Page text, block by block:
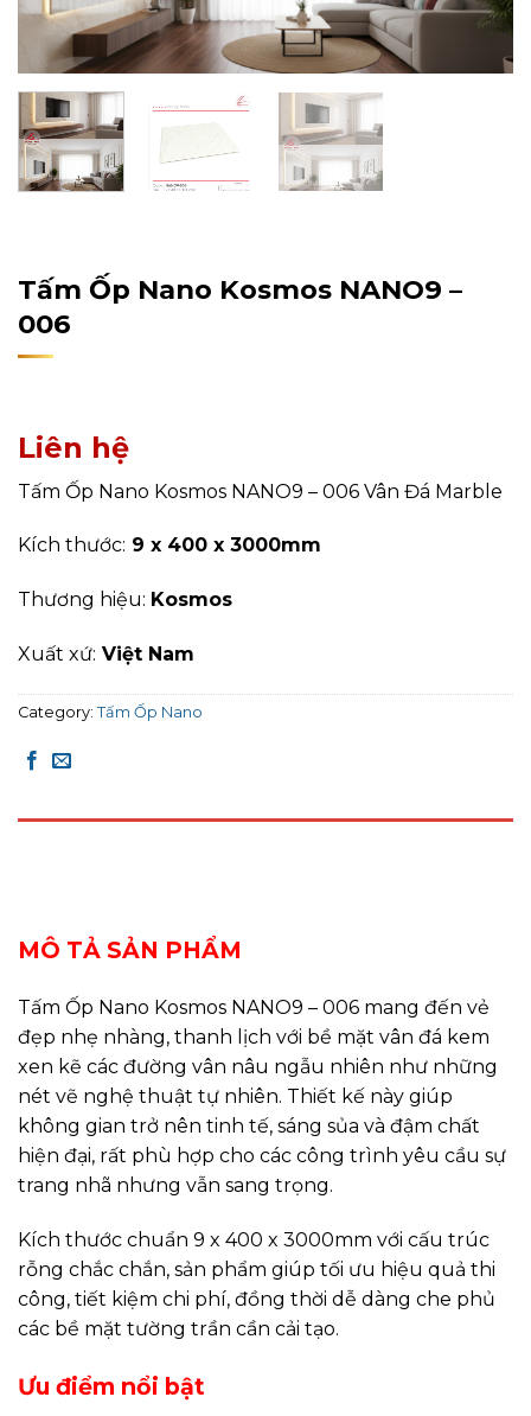
Tấm Ốp Nano Kosmos NANO9 –
006
Liên hệ
Tấm Ốp Nano Kosmos NANO9 – 006 Vân Đá Marble
Kích thước: 9 x 400 x 3000mm
Thương hiệu: Kosmos
Xuất xứ: Việt Nam
Category: Tấm Ốp Nano
MÔ TẢ SẢN PHẨM
Tấm Ốp Nano Kosmos NANO9 – 006 mang đến vẻ
đẹp nhẹ nhàng, thanh lịch với bề mặt vân đá kem
xen kẽ các đường vân nâu ngẫu nhiên như những
nét vẽ nghệ thuật tự nhiên. Thiết kế này giúp
không gian trở nên tinh tế, sáng sủa và đậm chất
hiện đại, rất phù hợp cho các công trình yêu cầu sự
trang nhã nhưng vẫn sang trọng.
Kích thước chuẩn 9 x 400 x 3000mm với cấu trúc
rỗng chắc chắn, sản phẩm giúp tối ưu hiệu quả thi
công, tiết kiệm chi phí, đồng thời dễ dàng che phủ
các bề mặt tường trần cần cải tạo.
Ưu điểm nổi bật